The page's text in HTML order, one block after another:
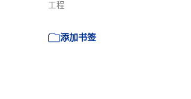
工程
添加书签